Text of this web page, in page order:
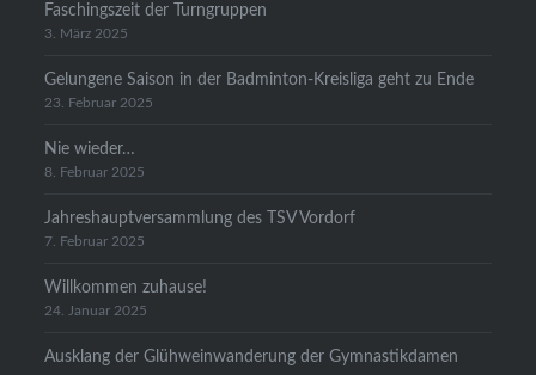
Faschingszeit der Turngruppen
3. März 2025
Gelungene Saison in der Badminton-Kreisliga geht zu Ende
23. Februar 2025
Nie wieder…
8. Februar 2025
Jahreshauptversammlung des TSV Vordorf
7. Februar 2025
Willkommen zuhause!
24. Januar 2025
Ausklang der Glühweinwanderung der Gymnastikdamen